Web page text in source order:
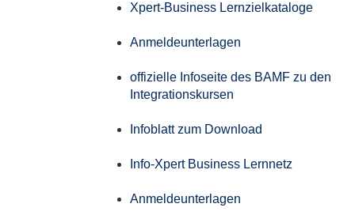
Xpert-Business Lernzielkataloge
Anmeldeunterlagen
offizielle Infoseite des BAMF zu den
Integrationskursen
Infoblatt zum Download
Info-Xpert Business Lernnetz
Anmeldeunterlagen